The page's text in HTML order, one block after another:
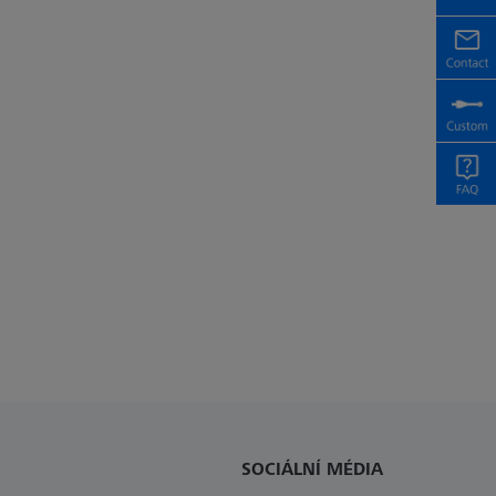
SOCIÁLNÍ MÉDIA